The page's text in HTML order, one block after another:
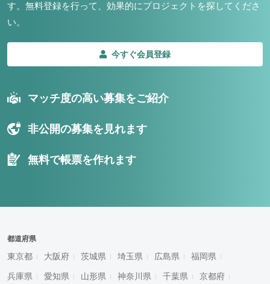
す。 無料登録を行って、効果的にプロジェクトを探してくださ
い。
今すぐ会員登録
マッチ度の高い募集をご紹介
非公開の募集を見れます
無料で帳票を作れます
都道府県
東京都 大阪府 茨城県 埼玉県 広島県 福岡県
兵庫県 愛知県 山形県 神奈川県 千葉県 京都府